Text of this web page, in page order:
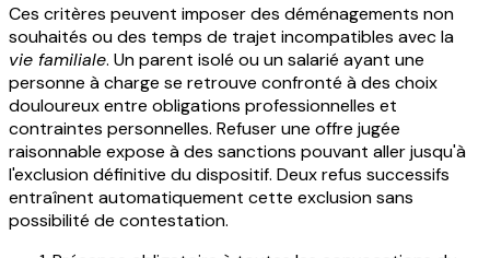
Ces critères peuvent imposer des déménagements non
souhaités ou des temps de trajet incompatibles avec la
vie familiale. Un parent isolé ou un salarié ayant une
personne à charge se retrouve confronté à des choix
douloureux entre obligations professionnelles et
contraintes personnelles. Refuser une offre jugée
raisonnable expose à des sanctions pouvant aller jusqu'à
l'exclusion définitive du dispositif. Deux refus successifs
entraînent automatiquement cette exclusion sans
possibilité de contestation.